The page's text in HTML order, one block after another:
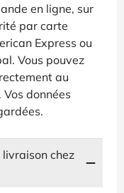
en ligne, sur
par carte
Express ou
Vous pouvez
au
données
chez